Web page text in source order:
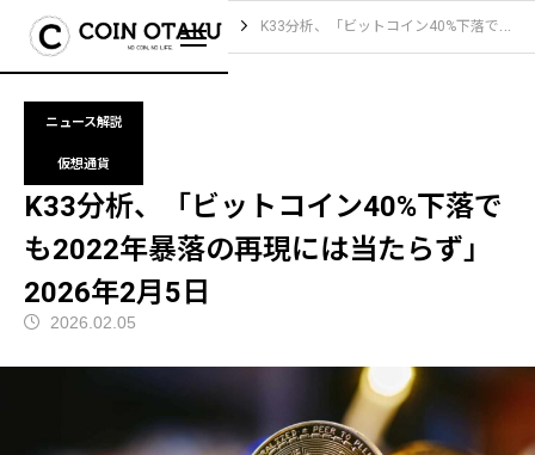
ブログ ニュース解説 K33分析、「ビットコイン40%下落でも2022年暴落の再現には当たらず」2026年2月5日
ニュース解説
仮想通貨
K33分析、「ビットコイン40%下落で
も2022年暴落の再現には当たらず」
2026年2月5日
2026.02.05